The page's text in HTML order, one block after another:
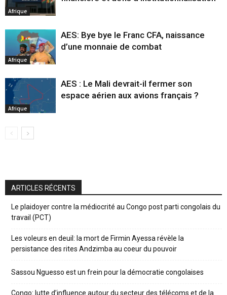
Afrique
Afrique
AES: Bye bye le Franc CFA, naissance
d’une monnaie de combat
Afrique
AES : Le Mali devrait-il fermer son
espace aérien aux avions français ?
ARTICLES RÉCENTS
Le plaidoyer contre la médiocrité au Congo post parti congolais du
travail (PCT)
Les voleurs en deuil: la mort de Firmin Ayessa révèle la
persistance des rites Andzimba au coeur du pouvoir
Sassou Nguesso est un frein pour la démocratie congolaises
Congo: lutte d’influence autour du secteur des télécoms et de la